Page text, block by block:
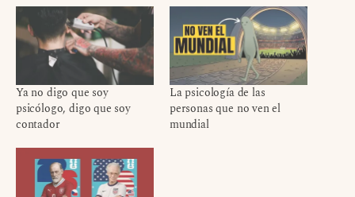
Ya no digo que soy
psicólogo, digo que soy
contador
La psicología de las
personas que no ven el
mundial